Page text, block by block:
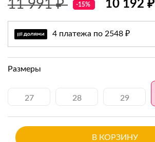
11 991 ₽ -15% 10 192 ₽
4 платежа по 2548 ₽
Размеры
27 28 29
В КОРЗИНУ